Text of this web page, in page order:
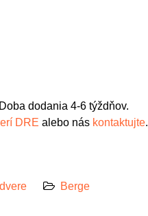
dodania 4-6 týždňov.
DRE alebo nás kontaktujte.
Berge